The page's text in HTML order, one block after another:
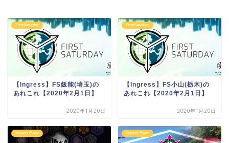
FirstSaturday
【Ingress】FS飯能(埼玉)の
あれこれ【2020年2月1日】
2020年1月20日
FirstSaturday
【Ingress】FS小山(栃木)の
あれこれ【2020年2月1日】
2020年1月20日
Ingress Event Ingress Event